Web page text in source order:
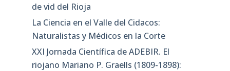
de vid del Rioja
La Ciencia en el Valle del Cidacos:
Naturalistas y Médicos en la Corte
XXI Jornada Científica de ADEBIR. El
riojano Mariano P. Graells (1809-1898):